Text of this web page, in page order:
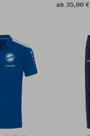
ab 35,00 €